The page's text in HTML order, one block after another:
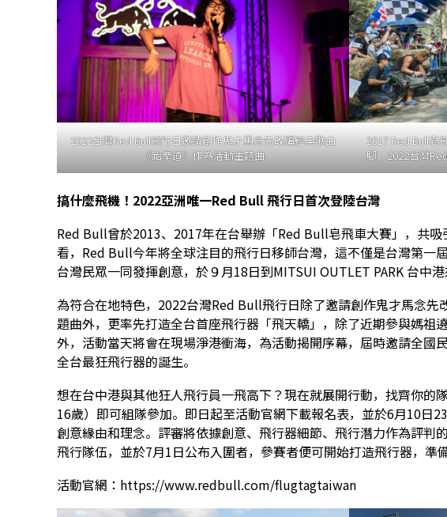
2022台灣Red Bull飛行日邀請創作鬼才馬念先改編經典歌曲
《跆拳道》作為活動主題曲
2017 Red Bull皂
腳，2022台灣
搞什麼飛機！ 2022亞洲唯一Red Bull飛行日首次登陸台灣
Red Bull曾於2013、2017年在台舉辦「Red Bull皂飛車大賽」，共
看，Red Bull今年將全球注目的飛行日移師台灣，這不僅是台灣第一
台灣民眾一同發揮創意，於９月18日到MITSUI OUTLET PARK 台中港
為符合在地特色，2022台灣Red Bull飛行日除了邀請創作鬼才馬念先
題曲外，更率先打造全台首座飛行器「飛天轎」，除了近期參與媽祖
外，活動當天將會在現場淨港衝海，為活動揭開序幕，屆時邀請全國
全台最狂飛行器的誕生。
想在台中港與其他狂人飛行員一飛高下？現在就展開行動，找齊你的
16歲）即可組隊參加。即日起至活動官網下載報名表，並於6月10日
創意緣由和理念。評審將依據創意、飛行器細節、飛行潛力作為評判
飛行隊伍，並於7月1日公布入圍者，參賽者便可開始打造飛行器，準備
活動官網： https://www.redbull.com/flugtagtaiwan